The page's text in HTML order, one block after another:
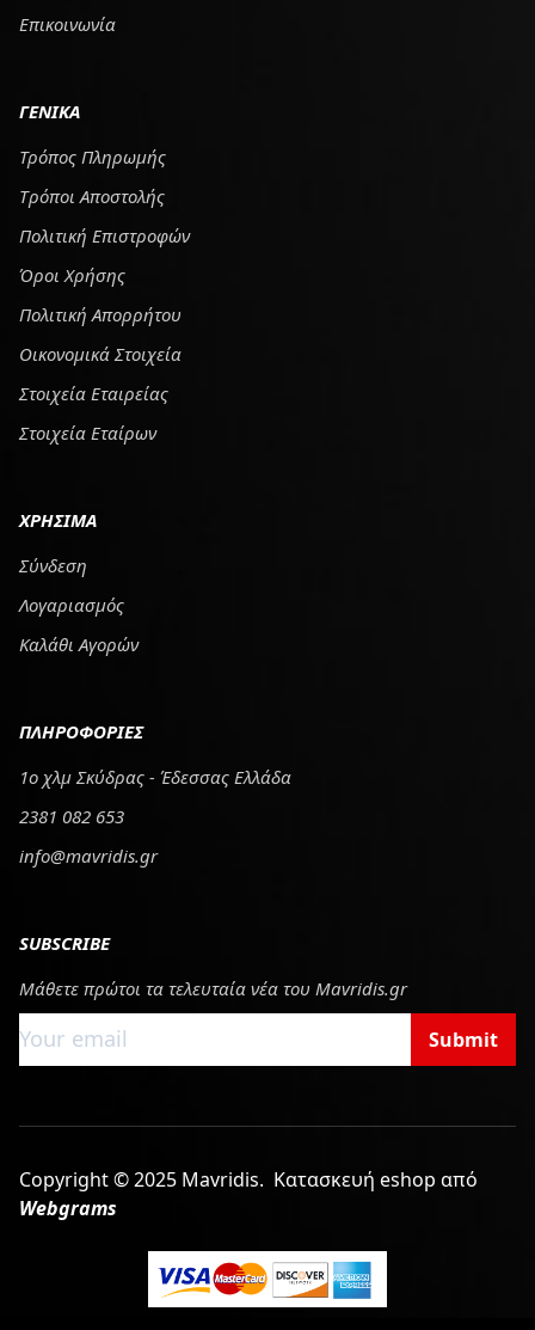
Επικοινωνία
ΓΕΝΙΚΑ
Τρόπος Πληρωμής
Tρόποι Αποστολής
Πολιτική Επιστροφών
Όροι Χρήσης
Πολιτική Απορρήτου
Οικονομικά Στοιχεία
Στοιχεία Εταιρείας
Στοιχεία Εταίρων
ΧΡΗΣΙΜΑ
Σύνδεση
Λογαριασμός
Καλάθι Αγορών
ΠΛΗΡΟΦΟΡΙΕΣ
1ο χλμ Σκύδρας - Έδεσσας Ελλάδα
2381 082 653
info@mavridis.gr
SUBSCRIBE
Μάθετε πρώτοι τα τελευταία νέα του Mavridis.gr
Submit
Copyright © 2025 Mavridis. Κατασκευή eshop από
Webgrams